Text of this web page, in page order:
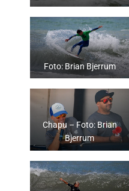
Foto: Brian Bjerrum
Chapu – Foto: Brian
Bjerrum